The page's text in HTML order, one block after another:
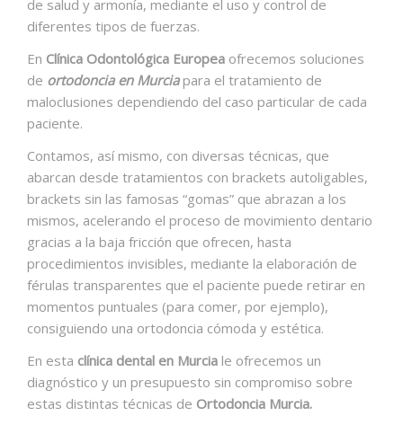
de salud y armonía, mediante el uso y control de
diferentes tipos de fuerzas.
En Clínica Odontológica Europea ofrecemos soluciones
de ortodoncia en Murciapara el tratamiento de
maloclusiones dependiendo del caso particular de cada
paciente.
Contamos, así mismo, con diversas técnicas, que
abarcan desde tratamientos con brackets autoligables,
brackets sin las famosas “gomas” que abrazan a los
mismos, acelerando el proceso de movimiento dentario
gracias a la baja fricción que ofrecen, hasta
procedimientos invisibles, mediante la elaboración de
férulas transparentes que el paciente puede retirar en
momentos puntuales (para comer, por ejemplo),
consiguiendo una ortodoncia cómoda y estética.
En esta clínica dental en Murcia le ofrecemos un
diagnóstico y un presupuesto sin compromiso sobre
estas distintas técnicas de Ortodoncia Murcia.